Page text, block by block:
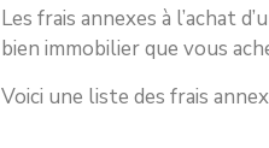
Les frais annexes à l’achat
bien immobilier que vous
Voici une liste des frais